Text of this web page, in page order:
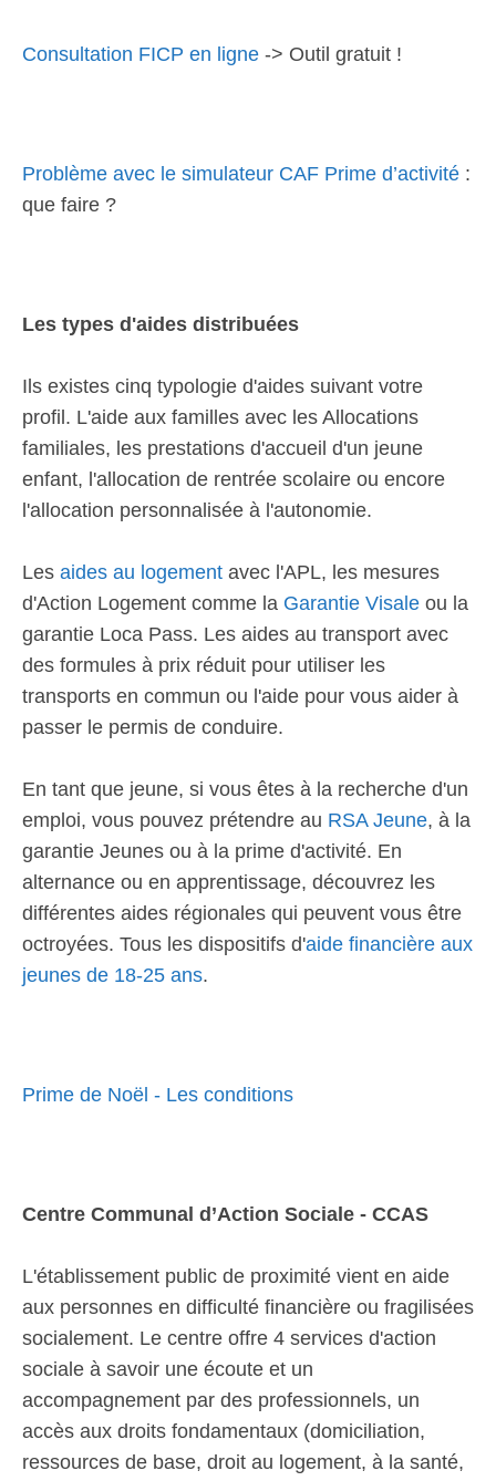
Consultation FICP en ligne -> Outil gratuit !
Problème avec le simulateur CAF Prime d’activité :
que faire ?
Les types d'aides distribuées
Ils existes cinq typologie d'aides suivant votre
profil. L'aide aux familles avec les Allocations
familiales, les prestations d'accueil d'un jeune
enfant, l'allocation de rentrée scolaire ou encore
l'allocation personnalisée à l'autonomie.
Les aides au logement avec l'APL, les mesures
d'Action Logement comme la Garantie Visale ou la
garantie Loca Pass. Les aides au transport avec
des formules à prix réduit pour utiliser les
transports en commun ou l'aide pour vous aider à
passer le permis de conduire.
En tant que jeune, si vous êtes à la recherche d'un
emploi, vous pouvez prétendre au RSA Jeune, à la
garantie Jeunes ou à la prime d'activité. En
alternance ou en apprentissage, découvrez les
différentes aides régionales qui peuvent vous être
octroyées. Tous les dispositifs d'aide financière aux
jeunes de 18-25 ans.
Prime de Noël - Les conditions
Centre Communal d’Action Sociale - CCAS
L'établissement public de proximité vient en aide
aux personnes en difficulté financière ou fragilisées
socialement. Le centre offre 4 services d'action
sociale à savoir une écoute et un
accompagnement par des professionnels, un
accès aux droits fondamentaux (domiciliation,
ressources de base, droit au logement, à la santé,